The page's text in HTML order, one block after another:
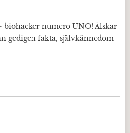
biohacker numero UNO! Älskar
gedigen fakta, självkännedom